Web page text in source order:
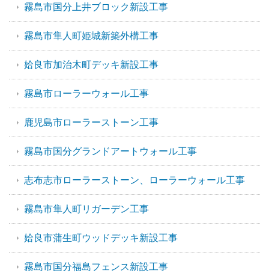
霧島市国分上井ブロック新設工事
霧島市隼人町姫城新築外構工事
姶良市加治木町デッキ新設工事
霧島市ローラーウォール工事
鹿児島市ローラーストーン工事
霧島市国分グランドアートウォール工事
志布志市ローラーストーン、ローラーウォール工事
霧島市隼人町リガーデン工事
姶良市蒲生町ウッドデッキ新設工事
霧島市国分福島フェンス新設工事